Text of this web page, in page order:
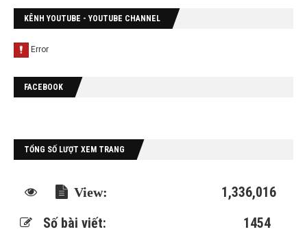
KÊNH YOUTUBE - YOUTUBE CHANNEL
FACEBOOK
TỔNG SỐ LƯỢT XEM TRANG
1,336,016
Số bài viết:
1454